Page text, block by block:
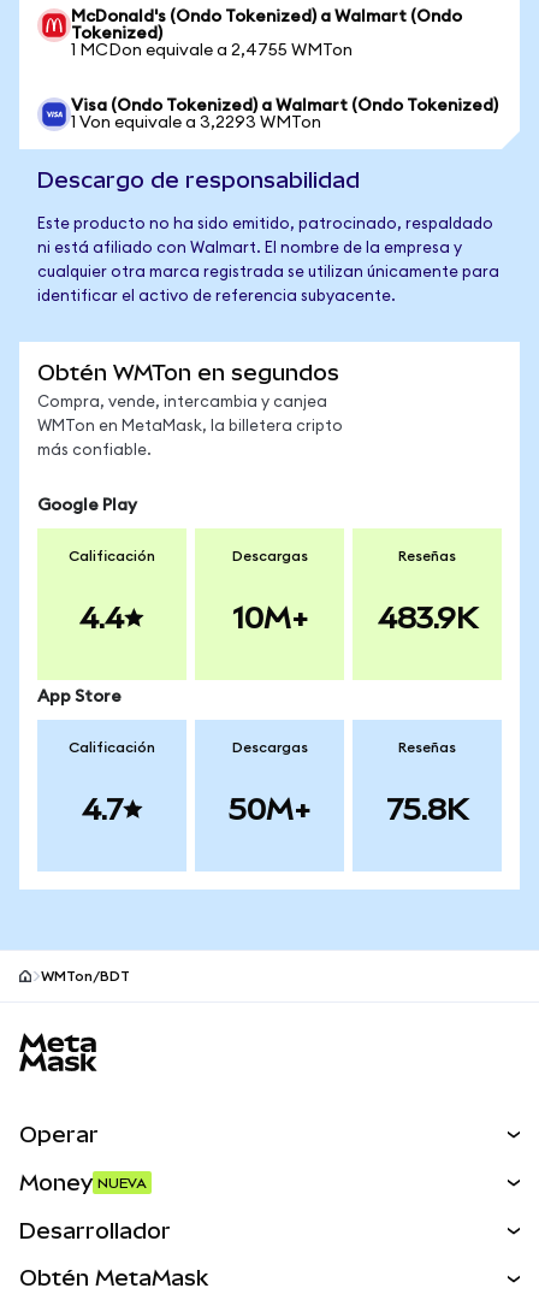
McDonald's (Ondo Tokenized) a Walmart (Ondo
Tokenized)
1 MCDon equivale a 2,4755 WMTon
Visa (Ondo Tokenized) a Walmart (Ondo Tokenized)
1 Von equivale a 3,2293 WMTon
Descargo de responsabilidad
Este producto no ha sido emitido, patrocinado, respaldado
ni está afiliado con Walmart. El nombre de la empresa y
cualquier otra marca registrada se utilizan únicamente para
identificar el activo de referencia subyacente.
Obtén WMTon en segundos
Compra, vende, intercambia y canjea
WMTon en MetaMask, la billetera cripto
más confiable.
Google Play
Calificación
4.4
Descargas
10M+
Reseñas
483.9K
App Store
Calificación
4.7
Descargas
50M+
Reseñas
75.8K
WMTon/BDT
Operar
Activos del mundo real
Money NUEVA
Desarrollador
Obtén MetaMask